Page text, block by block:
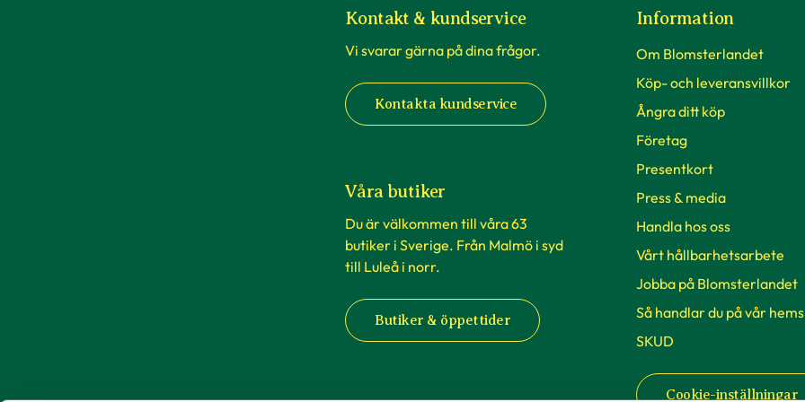
Kontakt & kundservice
Vi svarar gärna på dina frågor.
Kontakta kundservice
Våra butiker
Du är välkommen till våra 63
butiker i Sverige. Från Malmö i syd
till Luleå i norr.
Butiker & öppettider
Information
Om Blomsterlandet
Köp- och leveransvillkor
Ångra ditt köp
Företag
Presentkort
Press & media
Handla hos oss
Vårt hållbarhetsarbete
Jobba på Blomsterlandet
Så handlar du på vår
SKUD
Cookie-inställningar